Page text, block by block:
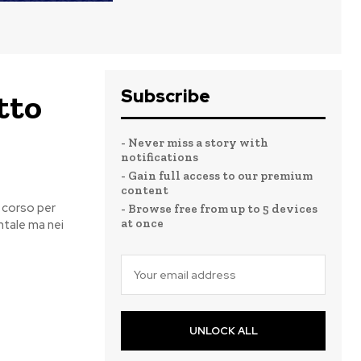
corso per
ma nei
Subscribe
- Never miss a story with
notifications
- Gain full access to our premium
content
- Browse free from up to 5 devices
at once
UNLOCK ALL